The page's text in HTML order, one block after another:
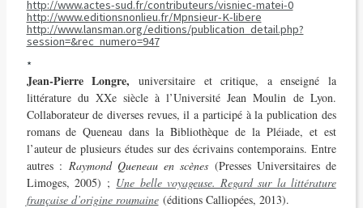
http://www.actes-sud.fr/contributeurs/visniec-matei-0
http://www.editionsnonlieu.fr/Mpnsieur-K-libere
http://www.lansman.org/editions/publication_detail.php?
session=&rec_numero=947
*
Jean-Pierre Longre, universitaire et critique, a enseigné la
littérature du XXe siècle à l’Université Jean Moulin de Lyon.
Collaborateur de diverses revues, il a participé à la publication des
romans de Queneau dans la Bibliothèque de la Pléiade, et est
l’auteur de plusieurs études sur des écrivains contemporains. Entre
autres :Raymond Queneau en scènes (Presses Universitaires de
Limoges, 2005) ; Une belle voyageuse. Regard sur la littérature
française d’origine roumaine (éditions Calliopées, 2013).